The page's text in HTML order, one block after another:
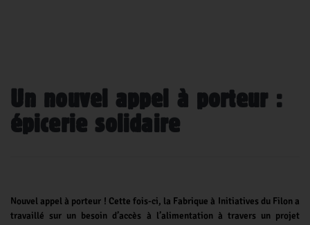
Un nouvel appel à porteur :
épicerie solidaire
Nouvel appel à porteur ! Cette fois-ci, la Fabrique à Initiatives du Filon a
travaillé sur un besoin d’accès à l’alimentation à travers un projet